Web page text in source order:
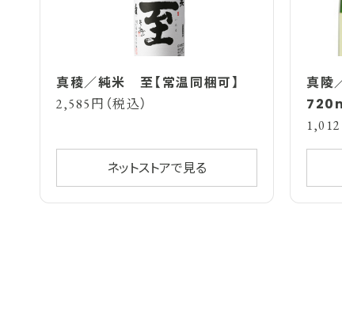
真稜／純米 至【常温同梱可】
2,585円（税込）
ネットストアで見る
真陵
1,012